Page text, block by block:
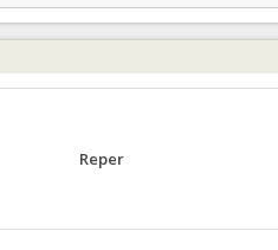
Reper